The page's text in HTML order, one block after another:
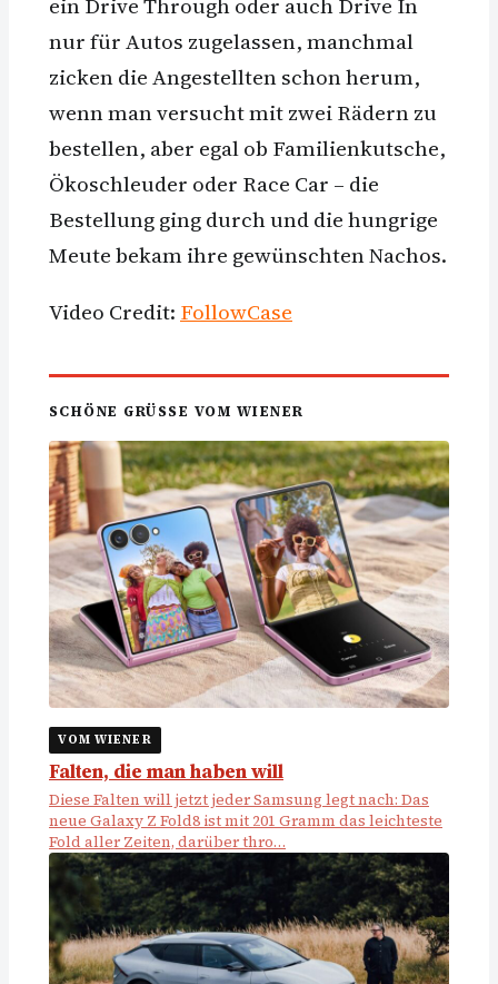
nur für Autos zugelassen, manchmal
zicken die Angestellten schon herum,
wenn man versucht mit zwei Rädern zu
bestellen, aber egal ob Familienkutsche,
Ökoschleuder oder Race Car – die
Bestellung ging durch und die hungrige
Meute bekam ihre gewünschten Nachos.
Video Credit: FollowCase
SCHÖNE GRÜSSE VOM WIENER
VOM WIENER
Falten, die man haben will
Diese Falten will jetzt jeder Samsung legt nach: Das
neue Galaxy Z Fold8 ist mit 201 Gramm das leichteste
Fold aller Zeiten, darüber thro…